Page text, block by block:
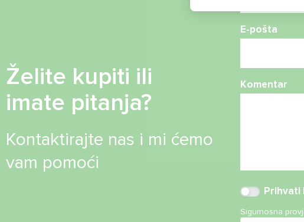
Želite kupiti ili
imate pitanja?
Kontaktirajte nas i mi ćemo
vam pomoći
E-pošta
Komentar
Prihvati
Sigurnosna